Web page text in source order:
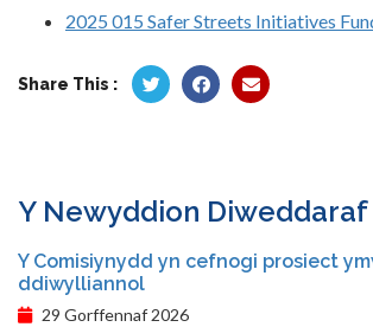
2025 015 Safer Streets Initiatives
Share This :
Y Newyddion Diweddaraf
Y Comisiynydd yn cefnogi prosiect
ddiwylliannol
29 Gorffennaf 2026